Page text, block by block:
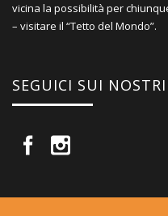
vicina la possibilità per
– visitare il “Tetto del Mondo”.
SEGUICI SUI